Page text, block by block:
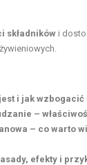
składników i
i jak wzbogacić
–
– co warto
efekty i